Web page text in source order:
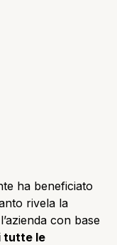
ha beneficiato
rivela la
con base
tutte le